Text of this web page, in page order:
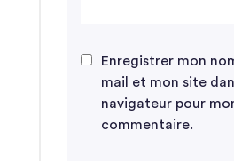
Enregistrer mon
mail et mon site
navigateur pour
commentaire.